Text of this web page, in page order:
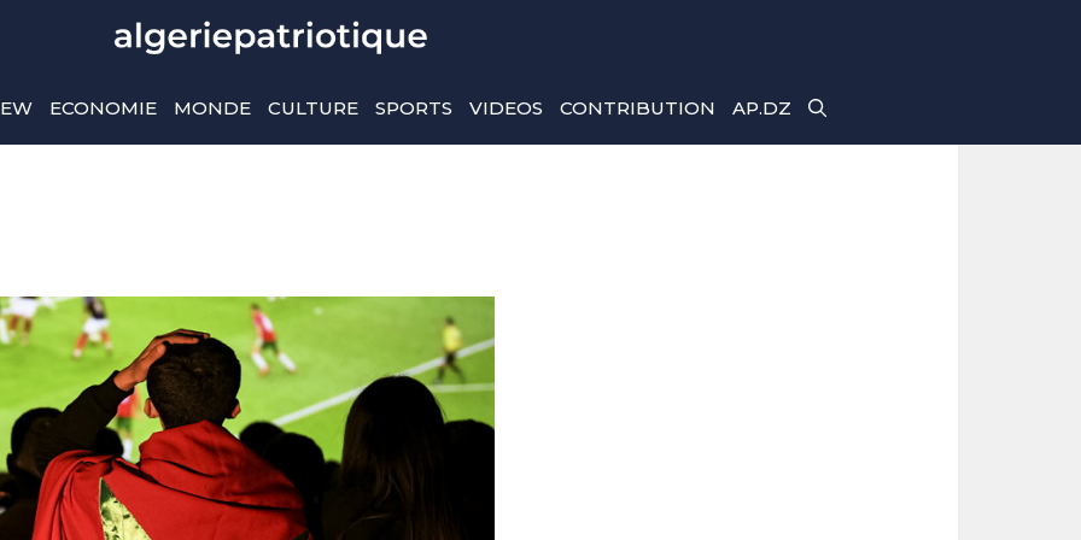
ECONOMIE MONDE CULTURE SPORTS VIDEOS CONTRIBUTION AP.DZ